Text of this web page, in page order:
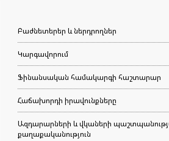
Բաժնետերեր և ներդրողներ
Կարգավորում
Ֆինանսական համակարգի հաշտարար
Հաճախորդի իրավունքները
Ազդարարների և վկաների
քաղաքականություն